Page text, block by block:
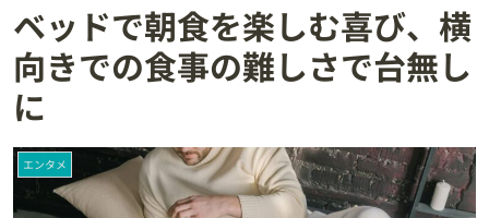
ベッドで朝食を楽しむ喜び、横
向きでの食事の難しさで台無し
に
エンタメ